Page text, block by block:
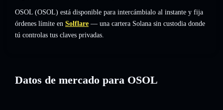
OSOL (OSOL) está disponible para intercámbialo al instante y fija
órdenes límite en Solflare — una cartera Solana sin custodia donde
tú controlas tus claves privadas.
Datos de mercado para OSOL